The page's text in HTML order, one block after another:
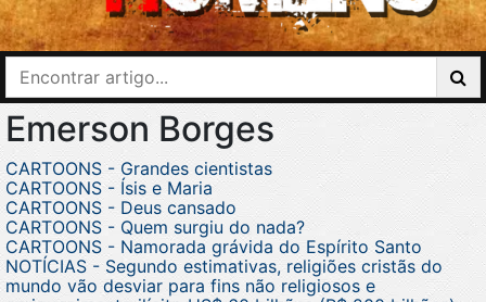
Emerson Borges
CARTOONS - Grandes cientistas
CARTOONS - Ísis e Maria
CARTOONS - Deus cansado
CARTOONS - Quem surgiu do nada?
CARTOONS - Namorada grávida do Espírito Santo
NOTÍCIAS - Segundo estimativas, religiões cristãs do
mundo vão desviar para fins não religiosos e